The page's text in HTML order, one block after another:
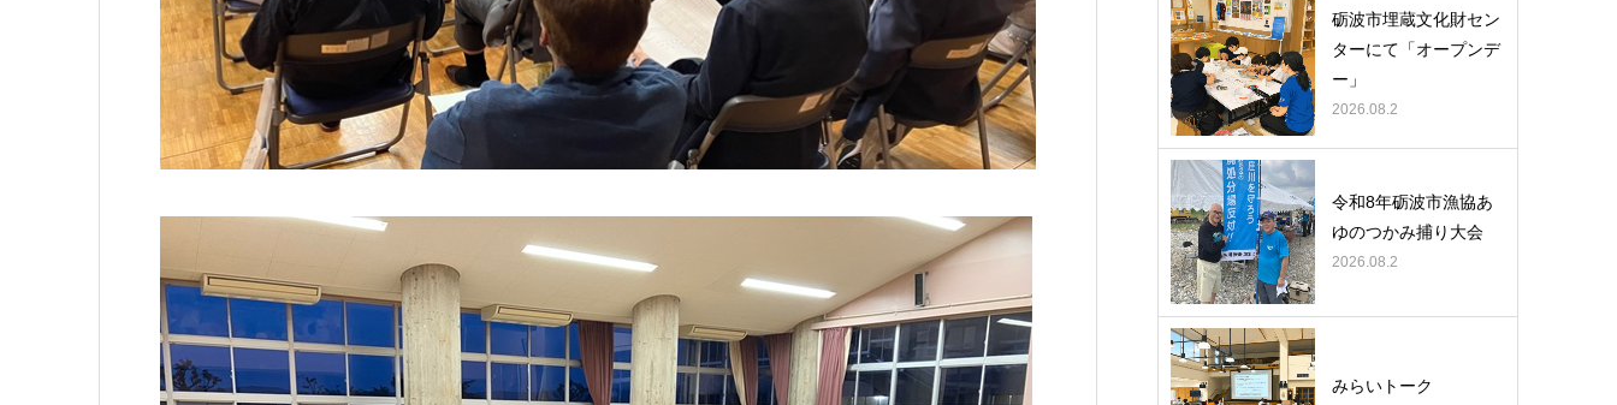
砺波市埋蔵文化財セン
ターにて「オープンデ
ー」
2026.08.2
令和8年砺波市漁協あ
ゆのつかみ捕り大会
2026.08.2
みらいトーク